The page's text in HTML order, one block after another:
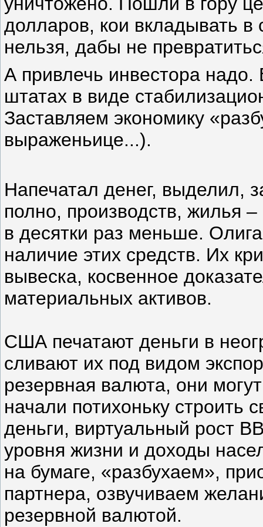
долларов, кои вкладывать
нельзя, дабы не
А привлечь инвестора
штатах в виде
Заставляем экономику
выраженьице...).
Напечатал денег, выделил,
полно, производств, жилья
в десятки раз меньше.
наличие этих средств. Их
вывеска, косвенное
материальных активов.
США печатают деньги в
сливают их под видом
резервная валюта, они
начали потихоньку строить
деньги, виртуальный рост
уровня жизни и доходы
на бумаге, «разбухаем»,
партнера, озвучиваем
резервной валютой.